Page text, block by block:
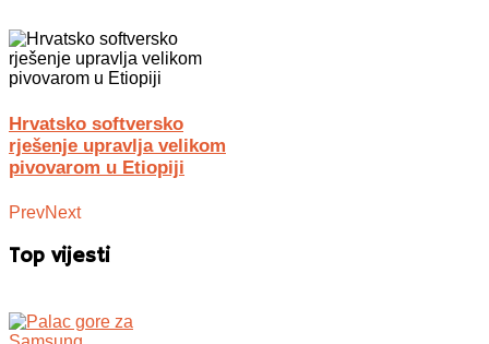
Hrvatsko softversko
rješenje upravlja velikom
pivovarom u Etiopiji
PrevNext
Top vijesti